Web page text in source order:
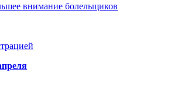
внимание болельщиков